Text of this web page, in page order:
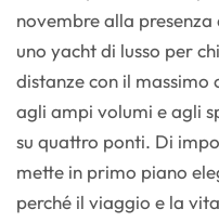
novembre alla
uno yacht di lusso per
distanze con il
agli ampi volumi e agli
su quattro ponti. Di
mette in primo piano
perché il viaggio e la